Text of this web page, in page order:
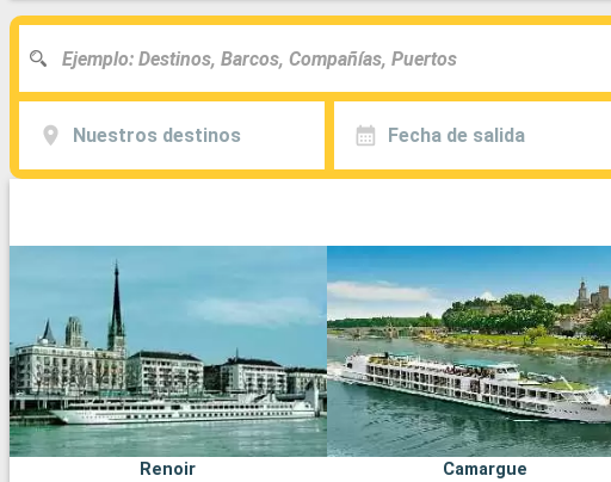
Nuestros destinos Fecha de salida
Renoir Camargue